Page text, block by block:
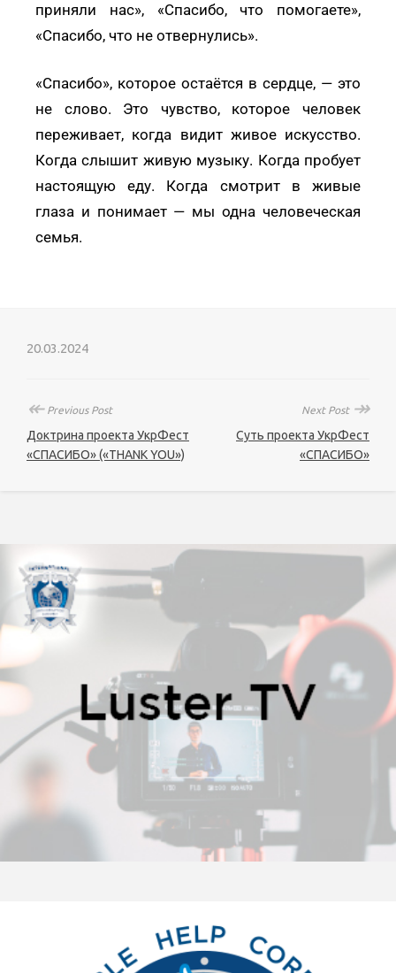
приняли нас», «Спасибо, что помогаете»,
«Спасибо, что не отвернулись».
«Спасибо», которое остаётся в сердце, — это
не слово. Это чувство, которое человек
переживает, когда видит живое искусство.
Когда слышит живую музыку. Когда пробует
настоящую еду. Когда смотрит в живые
глаза и понимает — мы одна человеческая
семья.
20.03.2024
↞Previous Post
Доктрина проекта УкрФест
«СПАСИБО» («THANK YOU»)
Next Post ↠
Суть проекта УкрФест
«СПАСИБО»